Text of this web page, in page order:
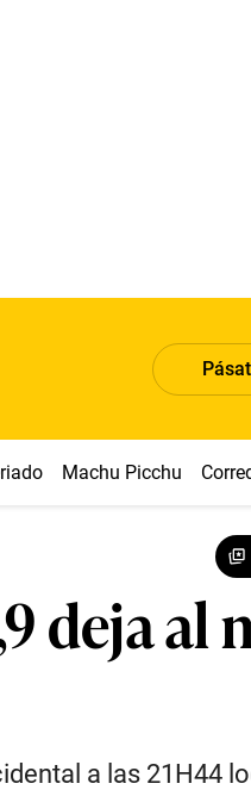
Machu Picchu
deja al
a las 21H44